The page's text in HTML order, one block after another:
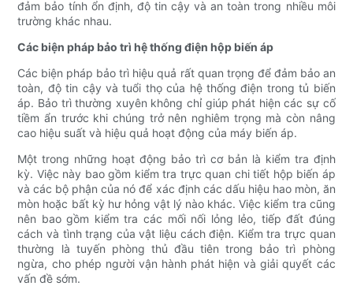
đảm bảo tính ổn định, độ tin cậy và an toàn trong nhiều môi
trường khác nhau.
Các biện pháp bảo trì hệ thống điện hộp biến áp
Các biện pháp bảo trì hiệu quả rất quan trọng để đảm bảo an
toàn, độ tin cậy và tuổi thọ của hệ thống điện trong tủ biến
áp. Bảo trì thường xuyên không chỉ giúp phát hiện các sự cố
tiềm ẩn trước khi chúng trở nên nghiêm trọng mà còn nâng
cao hiệu suất và hiệu quả hoạt động của máy biến áp.
Một trong những hoạt động bảo trì cơ bản là kiểm tra định
kỳ. Việc này bao gồm kiểm tra trực quan chi tiết hộp biến áp
và các bộ phận của nó để xác định các dấu hiệu hao mòn, ăn
mòn hoặc bất kỳ hư hỏng vật lý nào khác. Việc kiểm tra cũng
nên bao gồm kiểm tra các mối nối lỏng lẻo, tiếp đất đúng
cách và tình trạng của vật liệu cách điện. Kiểm tra trực quan
thường là tuyến phòng thủ đầu tiên trong bảo trì phòng
ngừa, cho phép người vận hành phát hiện và giải quyết các
vấn đề sớm.